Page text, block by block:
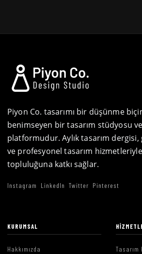
Piyon Co. tasarımı bir düşünme
benimseyen bir tasarım stüdyosu
platformudur. Aylık tasarım
ve profesyonel tasarım
topluluğuna katkı sağlar.
Instagram LinkedIn Twitter Pinterest
KURUMSAL
Hakkımızda Tasarım